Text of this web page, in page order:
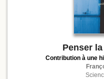
Penser
Contribution à une